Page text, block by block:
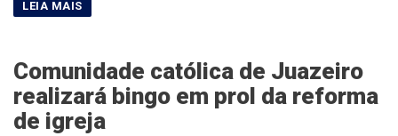
Comunidade católica de Juazeiro
realizará bingo em prol da reforma
de igreja